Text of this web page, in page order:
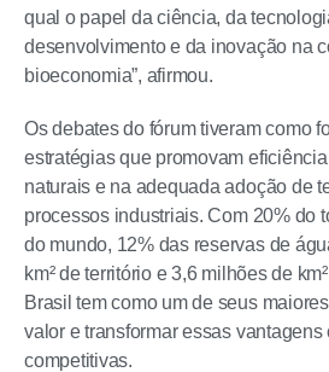
qual o papel da ciência, da
desenvolvimento e da inovação na
bioeconomia”, afirmou.
Os debates do fórum tiveram como
estratégias que promovam
naturais e na adequada adoção de
processos industriais. Com 20% do
do mundo, 12% das reservas de
km² de território e 3,6 milhões de
Brasil tem como um de seus
valor e transformar essas
competitivas.